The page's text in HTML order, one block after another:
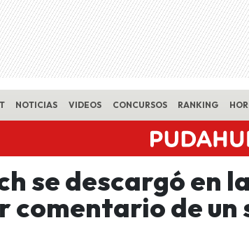
NOTICIAS VIDEOS CONCURSOS RANKING
se descargó en
comentario de un